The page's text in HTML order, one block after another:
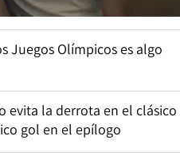
Juegos Olímpicos es algo
evita la derrota en el clásico
gol en el epílogo